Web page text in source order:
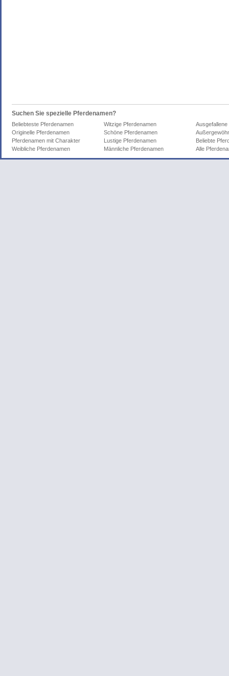
Suchen Sie spezielle Pferdenamen?
Beliebteste Pferdenamen Witzige Pferdenamen
Originelle Pferdenamen
Schöne Pferdenamen
Pferdenamen mit Charakter
Lustige Pferdenamen
Beliebte
Weibliche Pferdenamen
Männliche Pferdenamen Alle